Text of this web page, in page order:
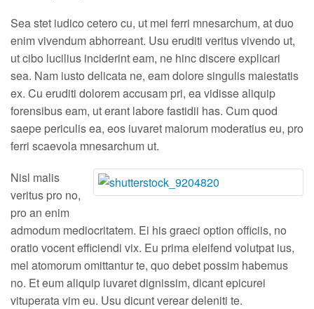
Sea stet iudico cetero cu, ut mei ferri mnesarchum, at duo
enim vivendum abhorreant. Usu eruditi veritus vivendo ut,
ut cibo lucilius inciderint eam, ne hinc discere explicari
sea. Nam iusto delicata ne, eam dolore singulis maiestatis
ex. Cu eruditi dolorem accusam pri, ea vidisse aliquip
forensibus eam, ut erant labore fastidii has. Cum quod
saepe periculis ea, eos iuvaret maiorum moderatius eu, pro
ferri scaevola mnesarchum ut.
Nisl malis
veritus pro no,
pro an enim
admodum mediocritatem. Ei his graeci option officiis, no
oratio vocent efficiendi vix. Eu prima eleifend volutpat ius,
mel atomorum omittantur te, quo debet possim habemus
no. Et eum aliquip iuvaret dignissim, dicant epicurei
vituperata vim eu. Usu dicunt verear deleniti te.